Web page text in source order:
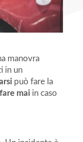
manovra
in un
può fare la
mai in caso